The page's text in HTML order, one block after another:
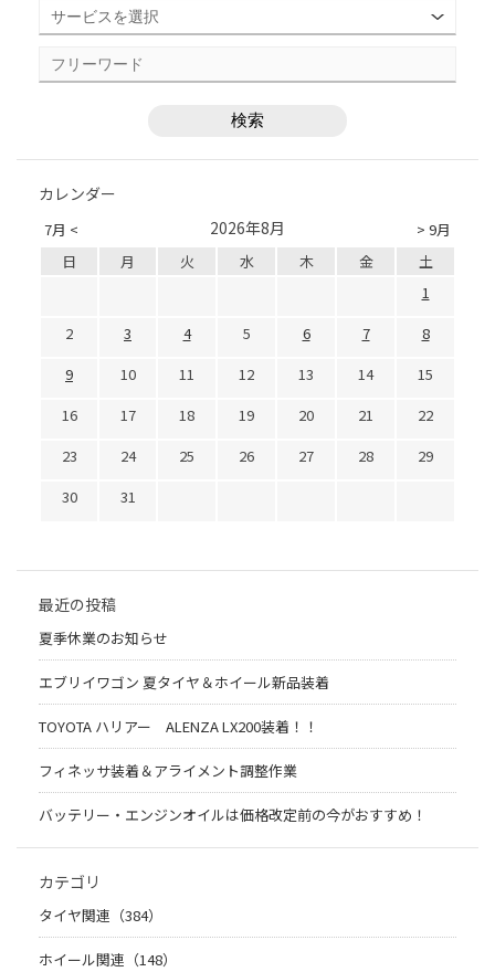
カレンダー
7月 < > 9月
2026年8月
日 月 火 水 木 金
土
1
2
3 4 5 6 7
8
9
10 11 12 13 14
15
16
17 18 19 20 21
22
23
24 25 26 27 28
29
30
31
最近の投稿
夏季休業のお知らせ
エブリイワゴン 夏タイヤ＆ホイール新品装着
TOYOTA ハリアー ALENZA LX200装着！！
フィネッサ装着＆アライメント調整作業
バッテリー・エンジンオイルは価格改定前の今がおすすめ！
カテゴリ
タイヤ関連（384）
ホイール関連（148）